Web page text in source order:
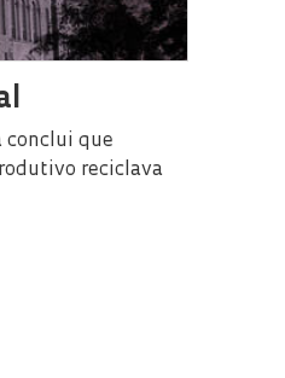
conclui que
reciclava